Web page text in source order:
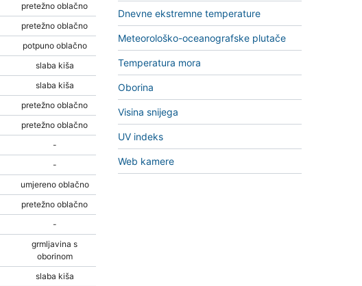
pretežno oblačno
pretežno oblačno
potpuno oblačno
slaba kiša
slaba kiša
pretežno oblačno
pretežno oblačno
-
-
umjereno oblačno
pretežno oblačno
-
grmljavina s
oborinom
slaba kiša
Dnevne ekstremne temperature
Meteorološko-oceanografske plutače
Temperatura mora
Oborina
Visina snijega
UV indeks
Web kamere